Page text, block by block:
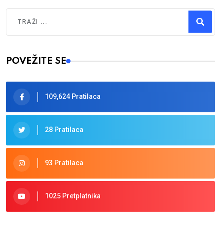
Type 2 or more characters for results.
POVEŽITE SE
109,624 Pratilaca
28 Pratilaca
93 Pratilaca
1025 Pretplatnika